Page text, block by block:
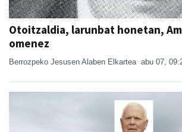
Otoitzaldia, larunbat honetan,
omenez
Berrozpeko Jesusen Alaben Elkartea abu 07,